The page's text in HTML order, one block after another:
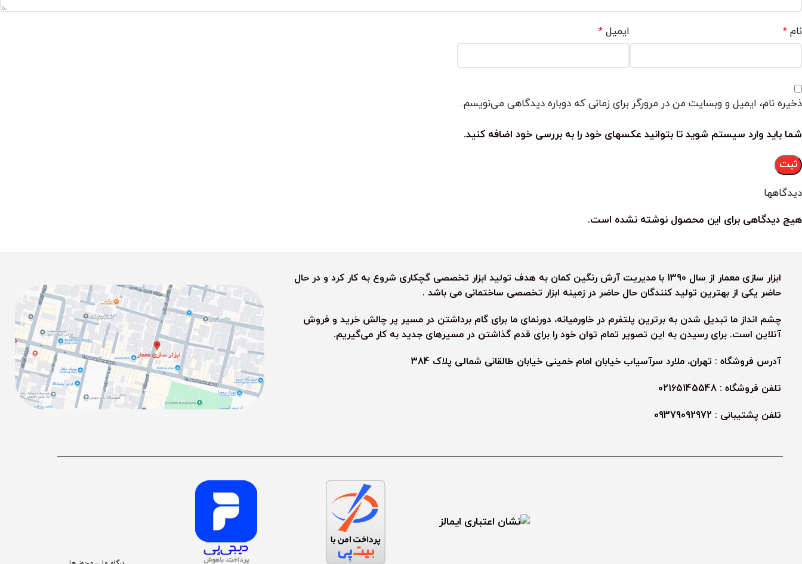
دیدگاهها
هیچ دیدگاهی برای این محصول نوشته نشده است.
نام * ایمیل *
ذخیره نام، ایمیل و وبسایت من در مرورگر برای زمانی که دوباره دیدگاهی می‌نویسم.
شما باید وارد سیستم شوید تا بتوانید عکسهای خود را به بررسی خود اضافه کنید.
ابزار سازی معمار از سال 1390 با مدیریت آرش رنگین کمان به هدف تولید ابزار تخصصی گچکاری شروع به کار کرد و در حال
حاضر یکی از بهترین تولید کنندگان حال حاضر در زمینه ابزار تخصصی ساختمانی می باشد .
چشم انداز ما تبدیل شدن به برترین پلتفرم در خاورمیانه، دورنمای ما برای گام برداشتن در مسیر پر چالش خرید و فروش
آنلاین است. برای رسیدن به این تصویر تمام توان خود را برای قدم گذاشتن در مسیرهای جدید به کار می‌گیریم.
آدرس فروشگاه : تهران، ملارد سرآسیاب خیابان امام خمینی خیابان طالقانی شمالی پلاک 384
تلفن فروشگاه : 02165145548
تلفن پشتیبانی : 09379092972